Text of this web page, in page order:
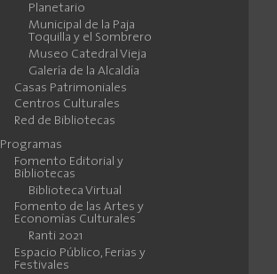
Planetario
Municipal de la Paja
Toquilla y el Sombrero
Museo Catedral Vieja
Galería de la Alcaldía
Casas Patrimoniales
Centros Culturales
Red de Bibliotecas
Programas
Fomento Editorial y
Bibliotecas
Biblioteca Virtual
Fomento de las Artes y
Economías Culturales
Ranti 2021
Espacio Público, Ferias y
Festivales